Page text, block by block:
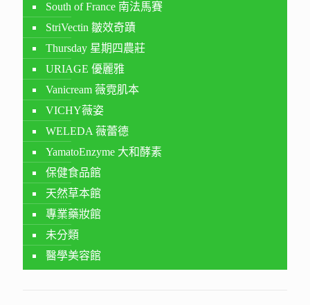
South of France 南法馬賽
StriVectin 皺效奇蹟
Thursday 星期四農莊
URIAGE 優麗雅
Vanicream 薇霓肌本
VICHY薇姿
WELEDA 薇蕾德
YamatoEnzyme 大和酵素
保健食品館
天然草本館
專業藥妝館
未分類
醫學美容館